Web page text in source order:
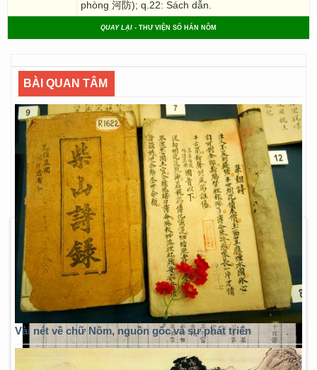
phòng 河防); q.22: Sách dẫn.
QUAY LẠI - THƯ VIỆN SỐ HÁN NÔM
BÀI QUAN TÂM
Vài nét về chữ Nôm, nguồn gốc và sự phát triển